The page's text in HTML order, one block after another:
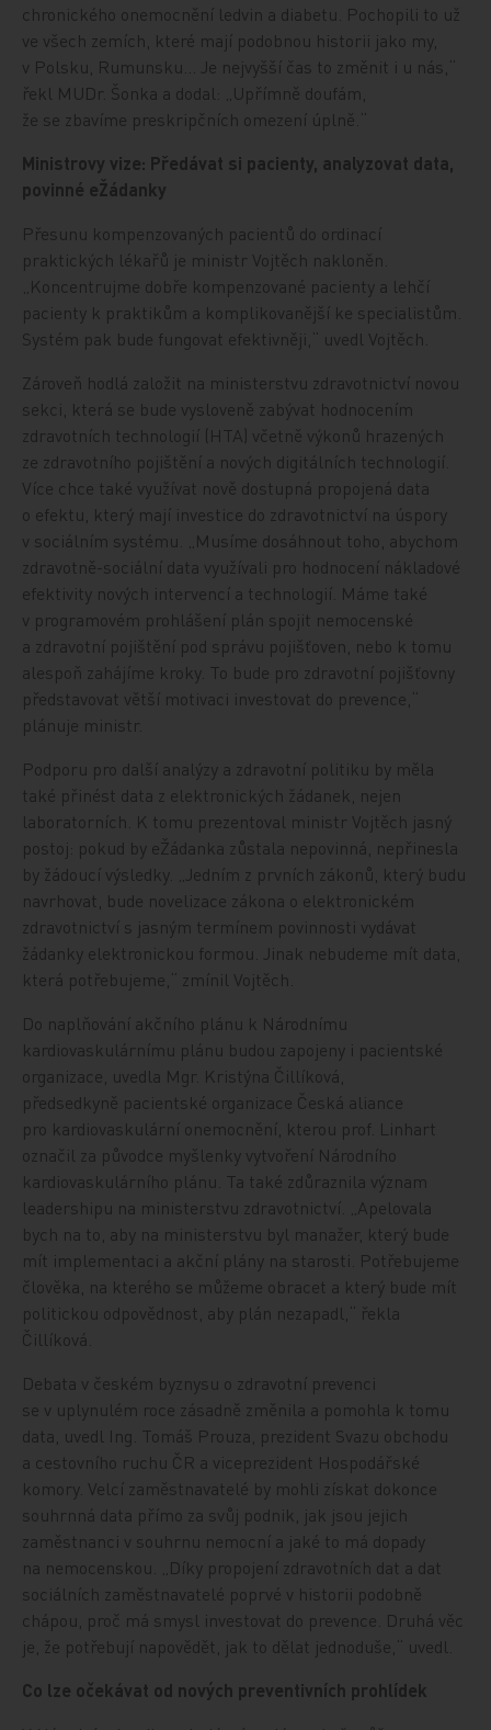
chronického onemocnění ledvin a diabetu. Pochopili to už
ve všech zemích, které mají podobnou historii jako my,
v Polsku, Rumunsku… Je nejvyšší čas to změnit i u nás,“
řekl MUDr. Šonka a dodal: „Upřímně doufám,
že se zbavíme preskripčních omezení úplně.“
Ministrovy vize: Předávat si pacienty, analyzovat data,
povinné eŽádanky
Přesunu kompenzovaných pacientů do ordinací
praktických lékařů je ministr Vojtěch nakloněn.
„Koncentrujme dobře kompenzované pacienty a lehčí
pacienty k praktikům a komplikovanější ke specialistům.
Systém pak bude fungovat efektivněji,“ uvedl Vojtěch.
Zároveň hodlá založit na ministerstvu zdravotnictví novou
sekci, která se bude vysloveně zabývat hodnocením
zdravotních technologií (HTA) včetně výkonů hrazených
ze zdravotního pojištění a nových digitálních technologií.
Více chce také využívat nově dostupná propojená data
o efektu, který mají investice do zdravotnictví na úspory
v sociálním systému. „Musíme dosáhnout toho, abychom
zdravotně-sociální data využívali pro hodnocení nákladové
efektivity nových intervencí a technologií. Máme také
v programovém prohlášení plán spojit nemocenské
a zdravotní pojištění pod správu pojišťoven, nebo k tomu
alespoň zahájíme kroky. To bude pro zdravotní pojišťovny
představovat větší motivaci investovat do prevence,“
plánuje ministr.
Podporu pro další analýzy a zdravotní politiku by měla
také přinést data z elektronických žádanek, nejen
laboratorních. K tomu prezentoval ministr Vojtěch jasný
postoj: pokud by eŽádanka zůstala nepovinná, nepřinesla
by žádoucí výsledky. „Jedním z prvních zákonů, který budu
navrhovat, bude novelizace zákona o elektronickém
zdravotnictví s jasným termínem povinnosti vydávat
žádanky elektronickou formou. Jinak nebudeme mít data,
která potřebujeme,“ zmínil Vojtěch.
Do naplňování akčního plánu k Národnímu
kardiovaskulárnímu plánu budou zapojeny i pacientské
organizace, uvedla Mgr. Kristýna Čillíková,
předsedkyně pacientské organizace Česká aliance
pro kardiovaskulární onemocnění, kterou prof. Linhart
označil za původce myšlenky vytvoření Národního
kardiovaskulárního plánu. Ta také zdůraznila význam
leadershipu na ministerstvu zdravotnictví. „Apelovala
bych na to, aby na ministerstvu byl manažer, který bude
mít implementaci a akční plány na starosti. Potřebujeme
člověka, na kterého se můžeme obracet a který bude mít
politickou odpovědnost, aby plán nezapadl,“ řekla
Čillíková.
Debata v českém byznysu o zdravotní prevenci
se v uplynulém roce zásadně změnila a pomohla k tomu
data, uvedl Ing. Tomáš Prouza, prezident Svazu obchodu
a cestovního ruchu ČR a viceprezident Hospodářské
komory. Velcí zaměstnavatelé by mohli získat dokonce
souhrnná data přímo za svůj podnik, jak jsou jejich
zaměstnanci v souhrnu nemocní a jaké to má dopady
na nemocenskou. „Díky propojení zdravotních dat a dat
sociálních zaměstnavatelé poprvé v historii podobně
chápou, proč má smysl investovat do prevence. Druhá věc
je, že potřebují napovědět, jak to dělat jednoduše,“ uvedl.
Co lze očekávat od nových preventivních prohlídek